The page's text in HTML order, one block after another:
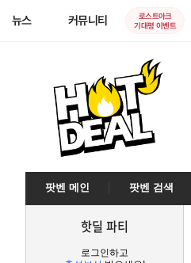
뉴스 커뮤니티
로스트아크
기대평 이벤트
팟벤 메인 팟벤 검색
핫딜 파티
로그인하고